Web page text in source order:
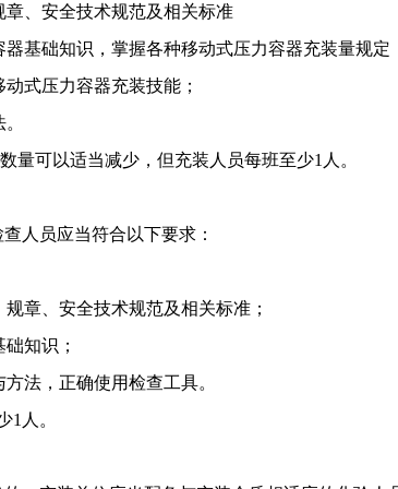
、安全技术规范及相关标准
基础知识，掌握各种移动式压力容器充装量规定
式压力容器充装技能；
量可以适当减少，但充装人员每班至少1 人。
查人员应当符合以下要求：
章、安全技术规范及相关标准；
知识；
法，正确使用检查工具。
1 人。